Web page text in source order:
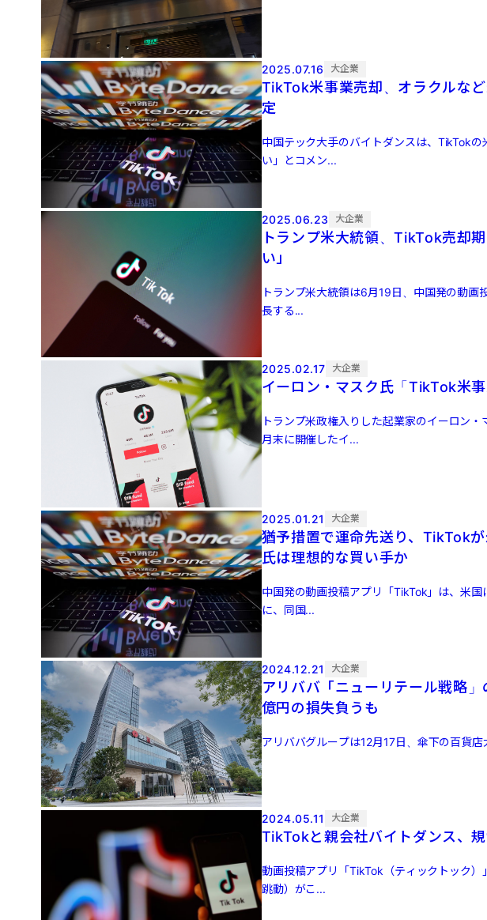
2025.07.16 大企業
TikTok米事業売却、オラクルな
定
中国テック大手のバイトダンスは、TikTok
い」とコメン...
2025.06.23 大企業
トランプ米大統領、TikTok売却
い」
トランプ米大統領は6月19日、中国発の動
長する...
2025.02.17 大企業
イーロン・マスク氏「TikTok米事
トランプ米政権入りした起業家のイーロン
月末に開催したイ...
2025.01.21 大企業
猶予措置で運命先送り、TikTok
氏は理想的な買い手か
中国発の動画投稿アプリ「TikTok」は、米
に、同国...
2024.12.21 大企業
アリババ「ニューリテール戦略
億円の損失負うも
アリババグループは12月17日、傘下の百貨
2024.05.11 大企業
TikTokと親会社バイトダンス、
動画投稿アプリ「TikTok（ティックトック
跳動）がこ...